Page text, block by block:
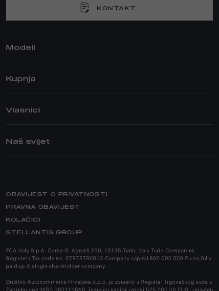
KONTAKT
Modeli
STELVIO
STELVIO QUADRIFOGLIO
JUNIOR IBRIDA
Kupnja
PRODAJNO – SERVISNA MREŽA
BUSINESS
Vlasnici
POSTPRODAJNE USLUGE
DODATNA OPREMA
Naš svijet
ALFA ROMEO MUZEJ
OBAVIJEST O PRIVATNOSTI
PRAVNA OBAVIJEST
KOLAČIĆI
STELLANTIS GROUP
FCA Italy S.p.A. Corso G. Agnelli 200, 10135 Turin, Italy Turin Companies
Register / Tax code no. 07973780013 Company capital 800.000.000 Euros,fully
paid up A single shareholder company.
Društvo Autocommerce Hrvatska d.o.o. je upisano u Registar Trgovačkog suda u